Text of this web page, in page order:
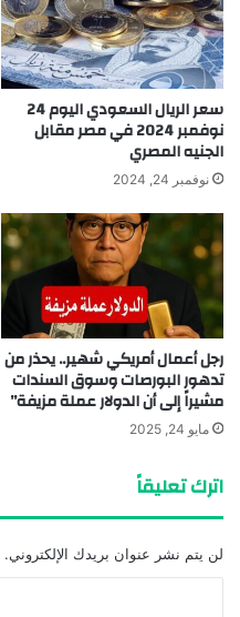
سعر الريال السعودي اليوم 24
نوفمبر 2024 في مصر مقابل
الجنيه المصري
نوفمبر 24, 2024
رجل أعمال أمريكي شهير.. يحذر من
تدهور البورصات وسوق السندات
مشيراً إلى أن الدولار عملة مزيفة”
مايو 24, 2025
اترك تعليقاً
لن يتم نشر عنوان بريدك الإلكتروني.